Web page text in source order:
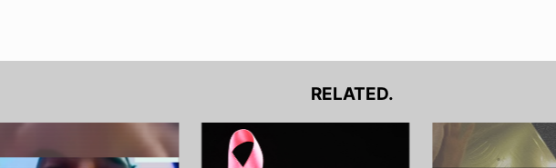
RELATED.